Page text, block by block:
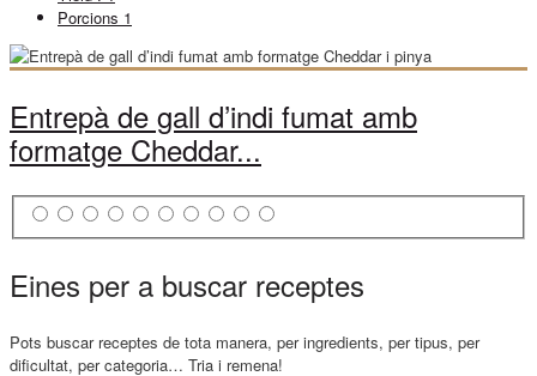
Porcions 1
Entrepà de gall d’indi fumat amb
formatge Cheddar...
Eines per a buscar receptes
Pots buscar receptes de tota manera, per ingredients, per tipus, per
dificultat, per categoria… Tria i remena!